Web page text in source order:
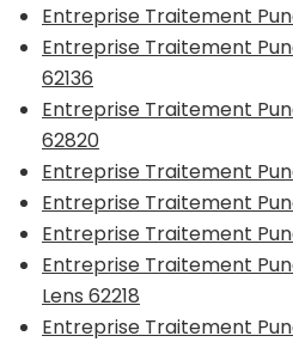
Entreprise Traitement
Entreprise Traitement
62136
Entreprise Traitement
62820
Entreprise Traitement
Entreprise Traitement
Entreprise Traitement
Entreprise Traitement
Lens 62218
Entreprise Traitement